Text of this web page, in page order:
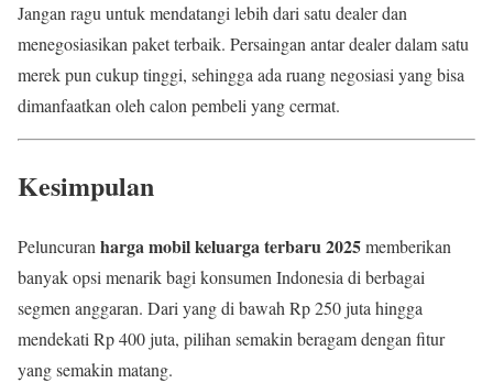
Jangan ragu untuk mendatangi lebih dari satu dealer dan
menegosiasikan paket terbaik. Persaingan antar dealer dalam satu
merek pun cukup tinggi, sehingga ada ruang negosiasi yang bisa
dimanfaatkan oleh calon pembeli yang cermat.
Kesimpulan
Peluncuran harga mobil keluarga terbaru 2025memberikan
banyak opsi menarik bagi konsumen Indonesia di berbagai
segmen anggaran. Dari yang di bawah Rp 250 juta hingga
mendekati Rp 400 juta, pilihan semakin beragam dengan fitur
yang semakin matang.